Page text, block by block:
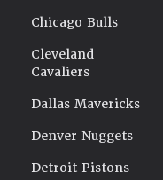
Chicago Bulls
Cleveland
Cavaliers
Dallas Mavericks
Denver Nuggets
Detroit Pistons